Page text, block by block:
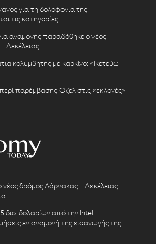
για τη δολοφονία της
τις κατηγορίες
αναμονής παραδόθηκε ο νέος
Δεκέλειας
κολυμβητής με καρκίνο: «Ικετεύω
παρέμβασης Όζελ στις «εκλογές»
νέος δρόμος Λάρνακας – Δεκέλειας
δισ. δολαρίων από την Intel –
εν αναμονή της εισαγωγής της